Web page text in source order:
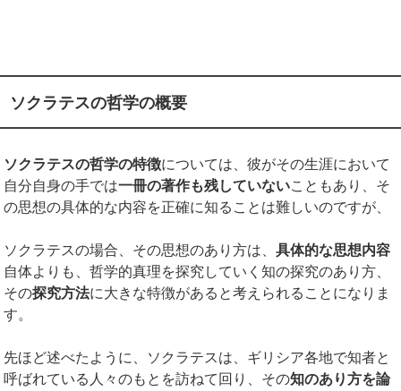
ソクラテスの哲学の概要
ソクラテスの哲学の特徴については、彼がその生涯において
自分自身の手では一冊の著作も残していないこともあり、そ
の思想の具体的な内容を正確に知ることは難しいのですが、
ソクラテスの場合、その思想のあり方は、具体的な思想内容
自体よりも、哲学的真理を探究していく知の探究のあり方、
その探究方法に大きな特徴があると考えられることになりま
す。
先ほど述べたように、ソクラテスは、ギリシア各地で知者と
呼ばれている人々のもとを訪ねて回り、その知のあり方を論